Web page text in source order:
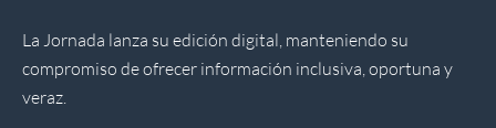
La Jornada lanza su edición digital, manteniendo su
compromiso de ofrecer información inclusiva, oportuna y
veraz.